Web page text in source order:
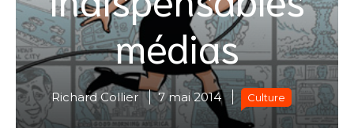
médias
Richard Collier 7 mai 2014 Culture